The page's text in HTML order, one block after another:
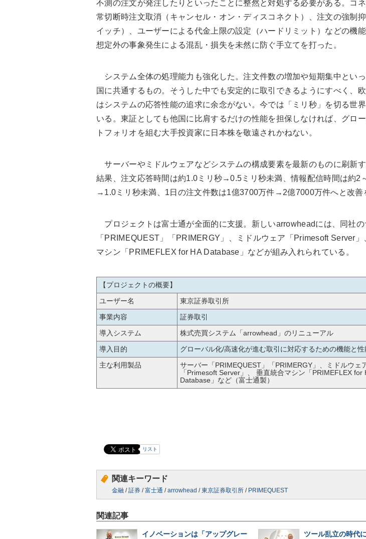
不測の注文が発注したりといったことに整然と対処する必要がある。コ
常切断時注文取消（キャンセル・オン・ディスコネクト）、注文の強制
イッチ）、ユーザーによる代金上限の設定（ハードリミット）などの機能
想定外の事象発生による混乱・損失を未然に防ぐ手立てを打った。
システム全体の処理能力も強化した。注文件数の増加や短期集中とい
国に共通するもの。そうした中でも安定的に取引できるようにすべく、
はシステムの応答性能の追求に余念がない。今では「ミリ秒」を切る世
いる。東証としても他国に比肩するだけの性能を担保しなければ、グロ
トフォリオを組む大手投資家に日本株を敬遠されかねない。
サーバーやミドルウェアなどシステムの構成要素を最新のものに刷新
結果、注文応答時間は約1.0ミリ秒→0.5ミリ秒未満、情報配信時間は約2
→1.0ミリ秒未満、1日の注文件数は1億3700万件→2億7000万件へと改善
プロジェクトは富士通が全面的に支援。新しいarrowheadには、同社の
「PRIMEQUEST」「PRIMERGY」、ミドルウェア「Primesoft Server」
マシン「PRIMEFLEX for HA Database」などが組み入れられている。
【プロジェクトの概要】
ユーザー名
東京証券取引所
事業内容
証券取引
導入システム
株式売買システム「arrowhead」のリニューアル
導入目的
グローバル化/高速化が進む取引に対応するための機能と
主な利用製品
サーバー「PRIMEQUEST」「PRIMERGY」、ミドルウェ
「Primesoft Server」、 垂直統合マシン「PRIMEFLEX for
Database」など（富士通製）
リスト
関連キーワード
金融 /証券 /富士通 /arrowhead /東京証券取引所 / PRIMEQUEST
関連記事
イノベーションは「アップグレー
ツール乱立の時代